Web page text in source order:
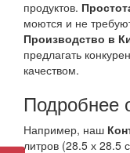
продуктов.
моются и не
Производство в
предлагать
качеством.
Подробнее
Например, наш
литров (28.5 х 28.5